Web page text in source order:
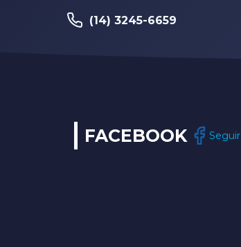
(14) 3245-6659
FACEBOOK Seguir